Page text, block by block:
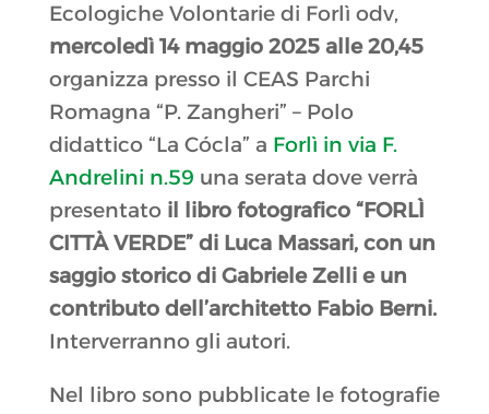
Ecologiche Volontarie di Forlì odv,
mercoledì 14 maggio 2025 alle 20,45
organizza presso il CEAS Parchi
Romagna “P. Zangheri” – Polo
didattico “La Cócla” a Forlì in via F.
Andrelini n.59 una serata dove verrà
presentato il libro fotografico “FORLÌ
CITTÀ VERDE” di Luca Massari, con un
saggio storico di Gabriele Zelli e un
contributo dell’architetto Fabio Berni.
Interverranno gli autori.
Nel libro sono pubblicate le fotografie